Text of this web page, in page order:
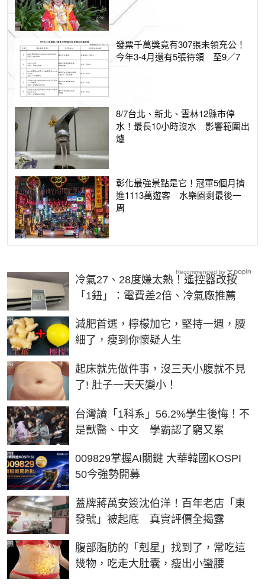
發票千萬獎竟有307張未領充公！
今年3-4月還有5張待領 至9／7
8/7台北、新北、雲林12縣市停
水！最長10小時沒水 影響範圍出
爐
彰化最強景點是它！冠軍5個月擠
進1113萬遊客 水樂園剩最後一
周
冷氣27、28度嫌太熱！遙控器改按
「1鈕」：電費差2倍、冷氣廠推薦
減肥首選，檸檬加它，堅持一週，腰
細了，瘦到你懷疑人生
PR
起床就先做件事，沒三天小腹就不見
了! 肚子一天天變小！
PR
台灣讀「1科系」56.2%學生後悔！不
是獸醫、中文 學霸認了窮又累
009829掌握AI關鍵 大華韓國KOSPI
50今強勢開募
PR
蓋牌蔣萬安簽沈伯洋！百年老店「東
發號」被起底 真實評價全揭露
腹部脂肪的「剋星」找到了，常吃這
幾物，吃走大肚囊，瘦出小蠻腰
PR
Recommended by